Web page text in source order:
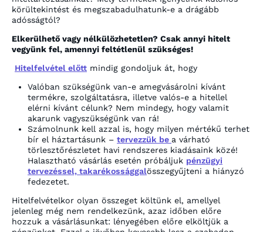
körültekintést és megszabadulhatunk-e a drágább
adósságtól?
Elkerülhető vagy nélkülözhetetlen? Csak annyi hitelt
vegyünk fel, amennyi feltétlenül szükséges!
Hitelfelvétel előtt mindig gondoljuk át, hogy
Valóban szükségünk van-e amegvásárolni kívánt
termékre, szolgáltatásra, illetve valós-e a hitellel
elérni kívánt célunk? Nem mindegy, hogy valamit
akarunk vagyszükségünk van rá!
Számolnunk kell azzal is, hogy milyen mértékű terhet
bír el háztartásunk – tervezzük be a várható
törlesztőrészletet havi rendszeres kiadásaink közé!
Halasztható vásárlás esetén próbáljuk pénzügyi
tervezéssel, takarékossággalösszegyűjteni a hiányzó
fedezetet.
Hitelfelvételkor olyan összeget költünk el, amellyel
jelenleg még nem rendelkezünk, azaz időben előre
hozzuk a vásárlásunkat: lényegében előre elköltjük a